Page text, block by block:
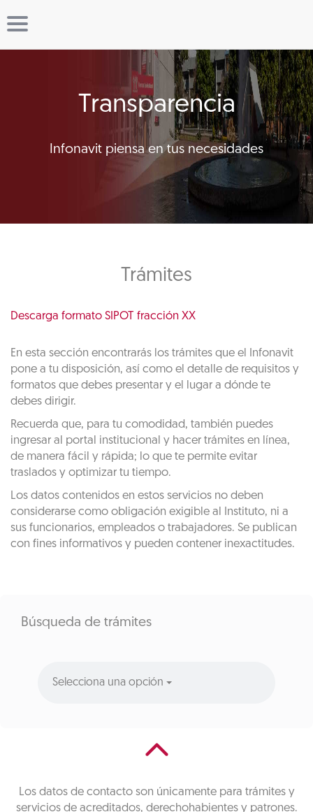
Transparencia
Infonavit piensa en tus necesidades
Trámites
Descarga formato SIPOT fracción XX
En esta sección encontrarás los trámites que el Infonavit
pone a tu disposición, así como el detalle de requisitos y
formatos que debes presentar y el lugar a dónde te
debes dirigir.
Recuerda que, para tu comodidad, también puedes
ingresar al portal institucional y hacer trámites en línea,
de manera fácil y rápida; lo que te permite evitar
traslados y optimizar tu tiempo.
Los datos contenidos en estos servicios no deben
considerarse como obligación exigible al Instituto, ni a
sus funcionarios, empleados o trabajadores. Se publican
con fines informativos y pueden contener inexactitudes.
Búsqueda de trámites
Selecciona una opción
Los datos de contacto son únicamente para trámites y
servicios de acreditados, derechohabientes y patrones.